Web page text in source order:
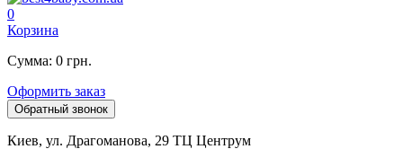
0
Корзина
Сумма: 0 грн.
Оформить заказ
Обратный звонок
Киев, ул. Драгоманова, 29 ТЦ Центрум